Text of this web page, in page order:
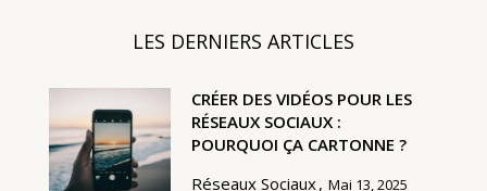
LES DERNIERS ARTICLES
CRÉER DES VIDÉOS POUR LES
RÉSEAUX SOCIAUX :
POURQUOI ÇA CARTONNE ?
Réseaux Sociaux
Mai 13, 2025